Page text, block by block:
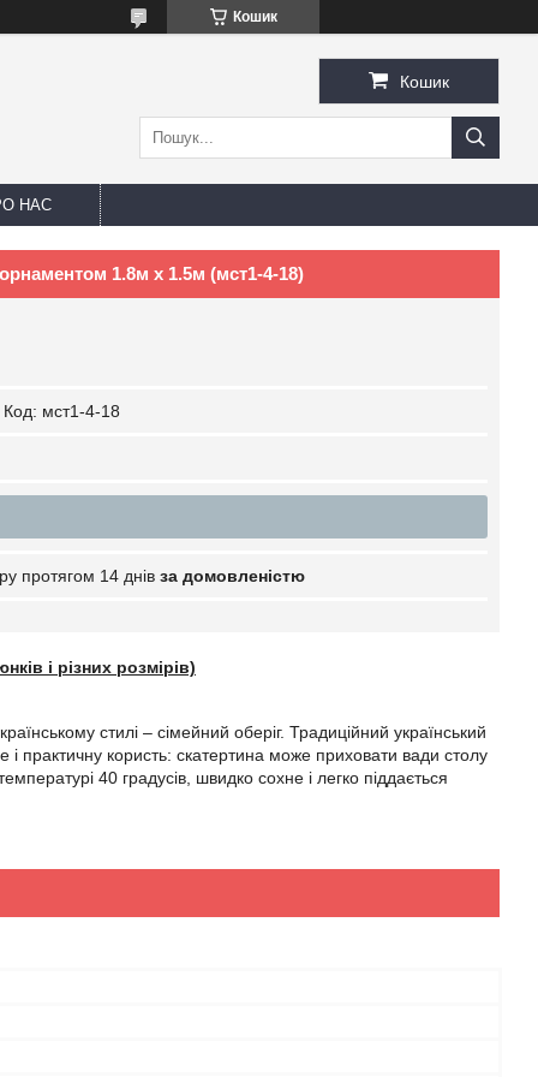
Кошик
Кошик
НАС
1.8м х 1.5м (мст1-4-18)
Код: мст1-4-18
протягом 14 днів за домовленістю
і різних розмірів)
стилі – сімейний оберіг. Традиційний український
і практичну користь: скатертина може приховати вади столу
40 градусів, швидко сохне і легко піддається